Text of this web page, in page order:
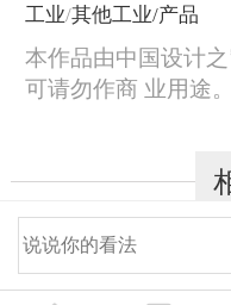
工业/其他工业/产品
本作品由中国设计之
可请勿作商 业用途。
© 2014-2025 中国设